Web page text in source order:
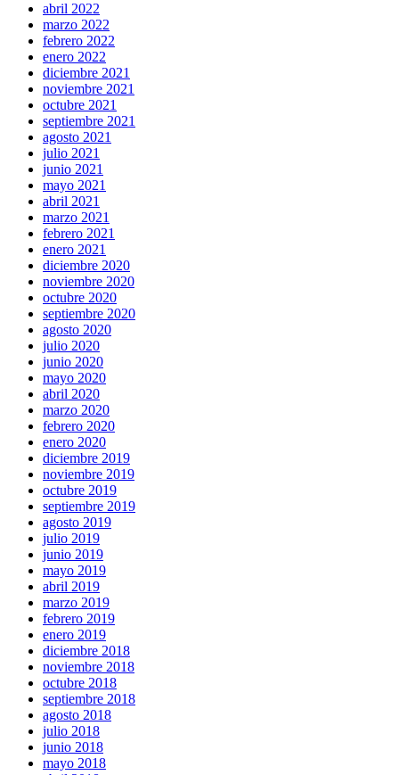
abril 2022
marzo 2022
febrero 2022
enero 2022
diciembre 2021
noviembre 2021
octubre 2021
septiembre 2021
agosto 2021
julio 2021
junio 2021
mayo 2021
abril 2021
marzo 2021
febrero 2021
enero 2021
diciembre 2020
noviembre 2020
octubre 2020
septiembre 2020
agosto 2020
julio 2020
junio 2020
mayo 2020
abril 2020
marzo 2020
febrero 2020
enero 2020
diciembre 2019
noviembre 2019
octubre 2019
septiembre 2019
agosto 2019
julio 2019
junio 2019
mayo 2019
abril 2019
marzo 2019
febrero 2019
enero 2019
diciembre 2018
noviembre 2018
octubre 2018
septiembre 2018
agosto 2018
julio 2018
junio 2018
mayo 2018